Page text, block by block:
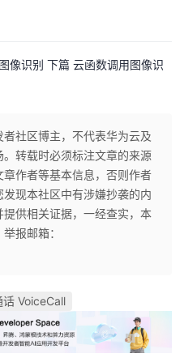
像识别 下篇 云函数调用图像识
者社区博主，不代表华为云及
转载时必须标注文章的来源
章作者等基本信息，否则作者
现本社区中有涉嫌抄袭的内
供相关证据，一经查实，本
报邮箱：
话 VoiceCall